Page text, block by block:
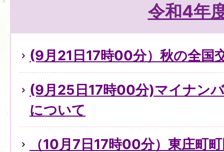
令和4年
(9月21日17時00分）秋の全国
(9月25日17時00分)マイナン
について
（10月7日17時00分）東庄町